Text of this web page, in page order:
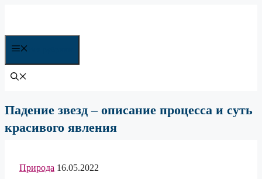
содержимому
Падение звезд – описание процесса и суть
красивого явления
Природа 16.05.2022